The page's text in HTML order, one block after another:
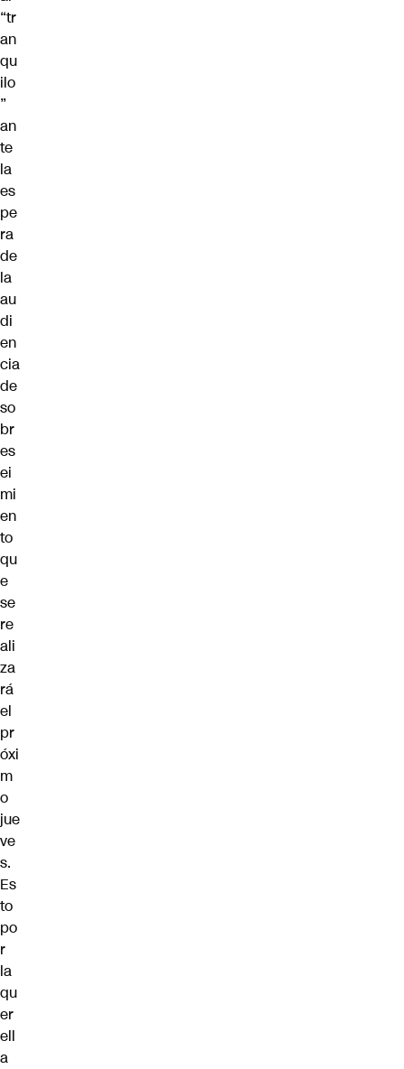
“tr
an
qu
ilo
”
an
te
la
es
pe
ra
de
la
au
di
en
cia
de
so
br
es
ei
mi
en
to
qu
e
se
re
ali
za
rá
el
pr
óxi
m
o
jue
ve
s.
Es
to
po
r
la
qu
er
ell
a